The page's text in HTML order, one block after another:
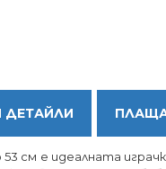
ДЕТАЙЛИ
см е идеалната